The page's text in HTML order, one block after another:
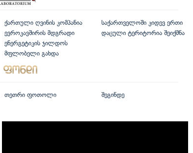
ქართული ღვინის კომპანია
ევროკავშირის მდგრადი
ენერგეტიკის ჯილდოს
მფლობელი გახდა
საქართველოში კიდევ ერთი
დაცული ტერიტორია შეიქმნა
თეთრი ფოთოლი შეგინდე